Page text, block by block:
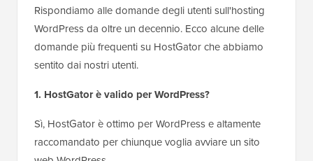
Rispondiamo alle domande degli utenti sull'hosting
WordPress da oltre un decennio. Ecco alcune delle
domande più frequenti su HostGator che abbiamo
sentito dai nostri utenti.
1. HostGator è valido per WordPress?
Sì, HostGator è ottimo per WordPress e altamente
raccomandato per chiunque voglia avviare un sito